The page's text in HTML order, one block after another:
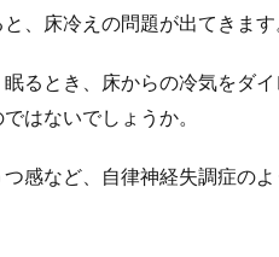
、床冷えの問題が出てきます
るとき、床からの冷気をダ
はないでしょうか。
感など、自律神経失調症の